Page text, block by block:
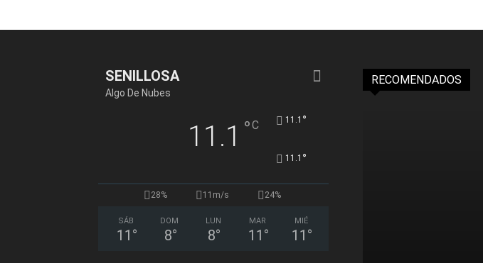
SENILLOSA
Algo De Nubes
11.1 °C 11.1 °
11.1 °
28% 11m/s 24%
SÁB
11 °
DOM
8°
LUN
8°
MAR
11 °
MIÉ
11 °
RECOMENDADOS